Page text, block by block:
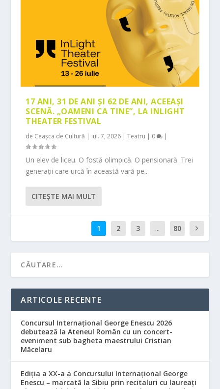
17 ANI, 31 DE ANI ȘI 62 DE ANI, ACEEAȘI
SCENĂ. „OAMENI CA TINE”, LA INLIGHT
THEATER FESTIVAL
de Ceașca de Cultură | iul. 7, 2026 |Teatru | 0 |
Un elev de liceu. O fostă olimpică. O pensionară. Trei
generații care urcă în această vară pe...
CITEŞTE MAI MULT
1 2 3 ... 80
ARTICOLE RECENTE
Concursul Internațional George Enescu 2026
debutează la Ateneul Român cu un concert-
eveniment sub bagheta maestrului Cristian
Măcelaru
Ediția a XX-a a Concursului Internațional George
Enescu – marcată la Sibiu prin recitaluri cu laureați